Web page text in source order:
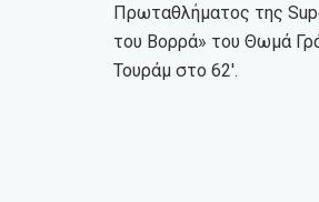
Πρωταθλήματος της
του Βορρά» του Θωμά
Τουράμ στο 62′.